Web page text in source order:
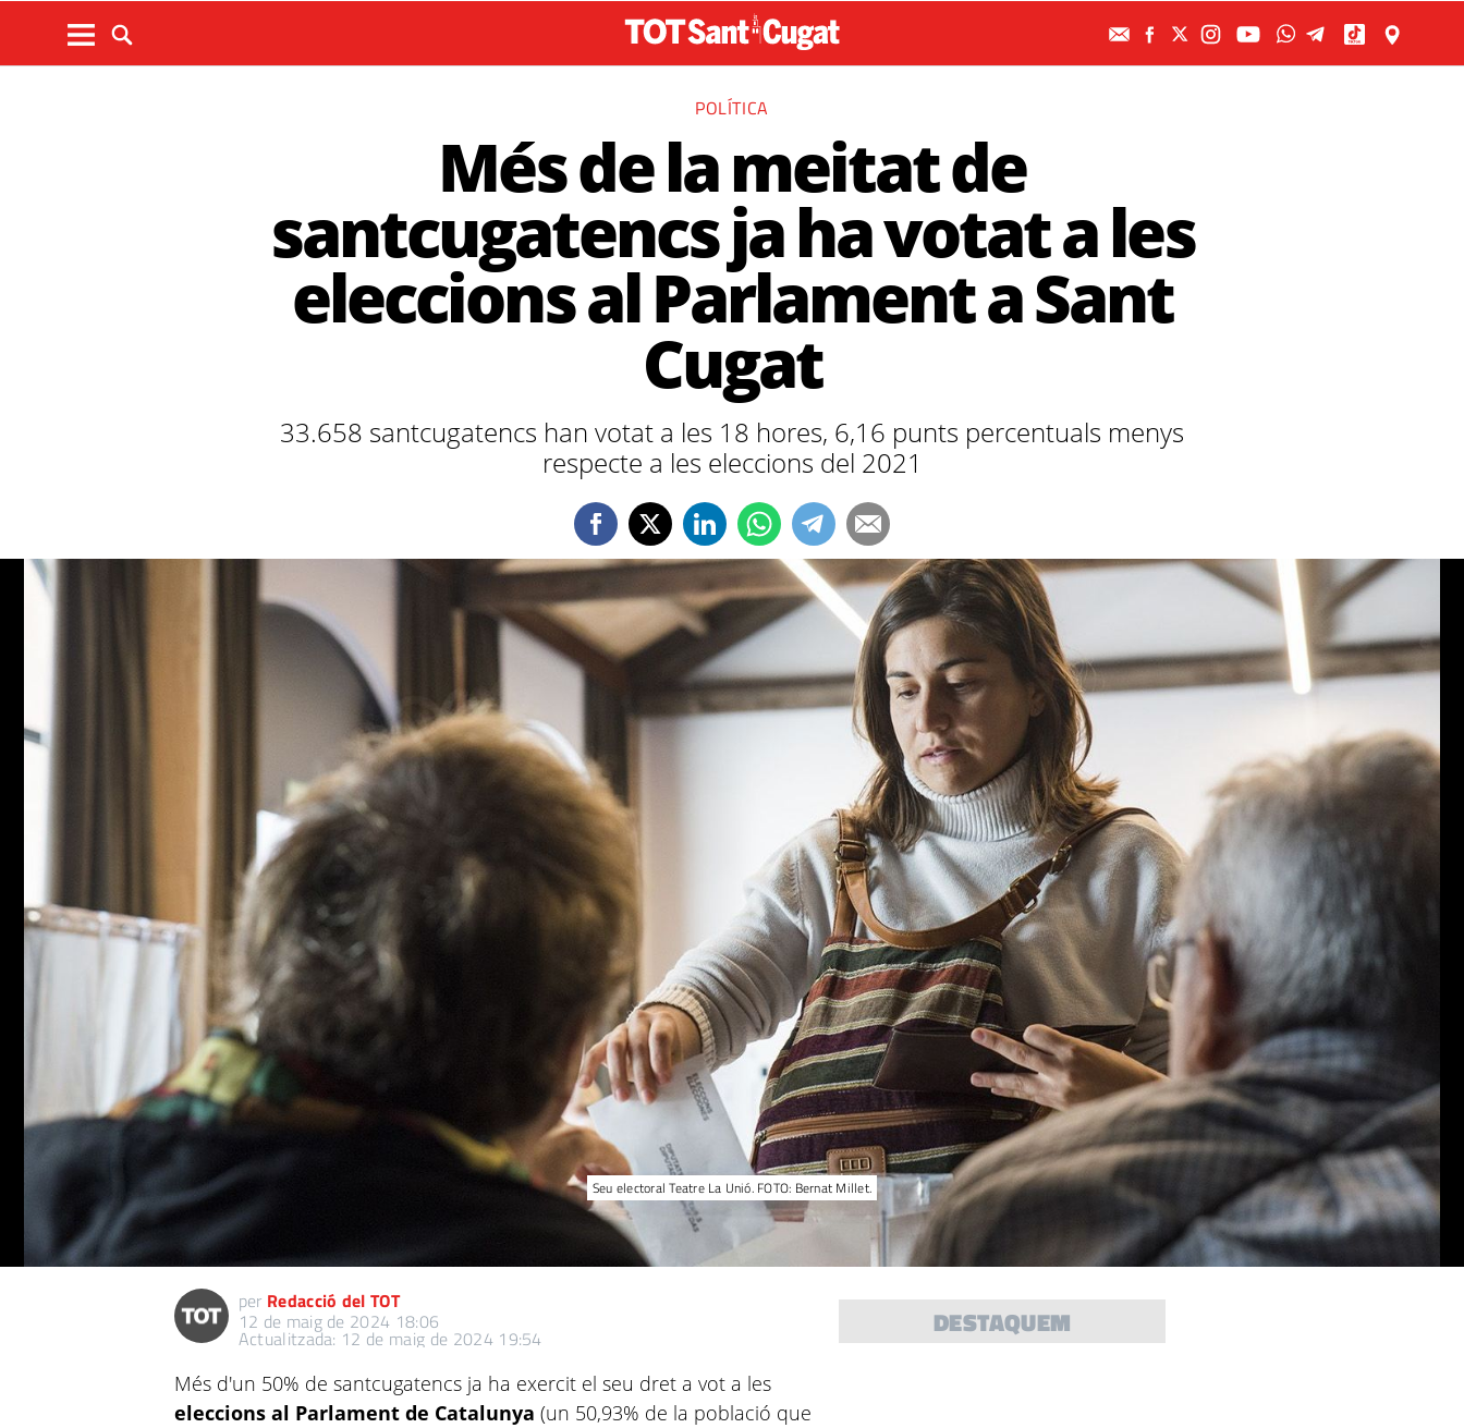
POLÍTICA
Més de la meitat de
santcugatencs ja ha votat a les
eleccions al Parlament a Sant
Cugat
33.658 santcugatencs han votat a les 18 hores, 6,16 punts percentuals menys
respecte a les eleccions del 2021
Seu electoral Teatre La Unió. FOTO: Bernat Millet.
per Redacció del TOT
12 de maig de 2024 18:06
Actualitzada: 12 de maig de 2024 19:54
Més d'un 50% de santcugatencs ja ha exercit el seu dret a vot a les
eleccions al Parlament de Catalunya(un 50,93% de la població que
DESTAQUEM